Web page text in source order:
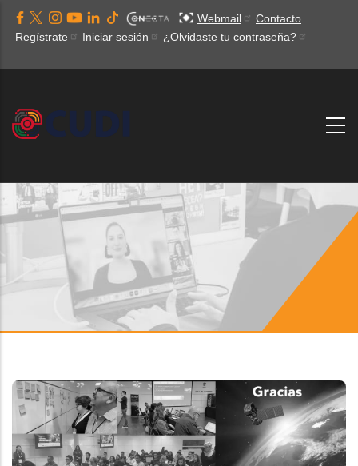
Pasar
Webmail
Contacto
Regístrate
Iniciar sesión ¿Olvidaste tu contraseña?